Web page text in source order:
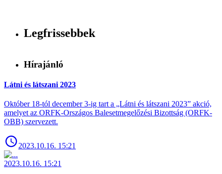
Legfrissebbek
Hírajánló
Látni és látszani 2023
Október 18-tól december 3-ig tart a „Látni és látszani 2023” akció,
amelyet az ORFK-Országos Balesetmegelőzési Bizottság (ORFK-
OBB) szervezett.
2023.10.16. 15:21
2023.10.16. 15:21